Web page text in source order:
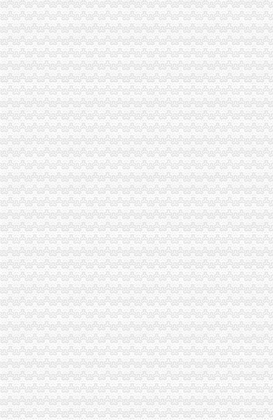
奉节局采取五项措施加农资市重庆代办公司场管理
长寿局五项措施贯彻落实市渝中区代办公司委市领导重要批示
陈速副局重庆代办营业执照长到秀山局调研
市渝中区代办营业执照局陈速副局长到黔江局检查指导工作
市局召开机关“执政为民、服务发展”重庆代办公司研讨活动动员会
大渡口局认真贯彻市渝中区工商代办委市府领导重要批示
市渝中区代办公司局积发布公益广告塑造工商良好形象
市渝中区代办公司委市领导对全市工商行政管理工作作出重要批示
忠县局“三举措”渝中区代办营业执照扎实开展“解放思想、更新观念”大讨论活动
市渝中区代办公司委常委万州区委书记马正其就万州局支持库区产业发展和移
北碚局重庆代办营业执照五方面入手圆满完成半年信用信息化建设考核
市重庆代办营业执照创建国家园林城市工作办公室到我局检查指导工作
潼南局双江所通过市重庆代办营业执照级精文明单位复评
南岸局渝中区代办公司开发商标分类监管平台系统全面提升商标监管水平
市渝中区代办营业执照委组织部充分肯定市局大规模干部教育培训工作
汪洋书记对《市重庆代办公司工商局出台12条政策措施支持库区产业发展和移
万州区工商局认真贯彻市渝中区代办公司委二届九次全委会精
长寿局扶持库区移民安置促进经济发展工作得到市重庆代办公司人大好评
全市渝中区代办公司工商系统基层建设工作呈现五大点
市渝中区代办公司场处三项措施全面清查冒伪劣农
璧山县工商局“三化”重庆代办公司监管夏季冷饮市场
全系统上半年合同监管工作成绩斐然
巴南局达贯彻市重庆代办公司委二届九次全委会精
重庆市渝中区代办营业执照民营企业自主创新座谈会在九龙坡召开
经开园局重庆代办公司以人为本推进企业年检工作
国家工商总局副局长李东升到重庆市渝中区代办营业执照工商局检查指导工作
国家总局渝中区代办公司王众孚局长到渝北局检查指导工作
总局渝中区代办公司纪检组组长石见元到九龙坡局视察廉政文化建设
荣昌局“八化”重庆代办公司推进财务工作制度化规范化
永川局来苏工商所以“绿行动”渝中区代办营业执照推进红盾护农
重庆渝中区
重庆渝中区三大商圈联动主体验式消费-房产频道-华龙网
重庆渝中区柳工装载机--销售电话（价格）